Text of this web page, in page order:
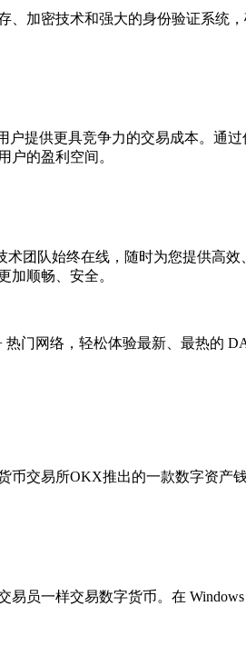
、加密技术和强大的身份验证系统
户提供更具竞争力的交易成本。通
户的盈利空间。
术团队始终在线，随时为您提供高
加顺畅、安全。
热门网络，轻松体验最新、最热的
币交易所OKX推出的一款数字资
员一样交易数字货币。在